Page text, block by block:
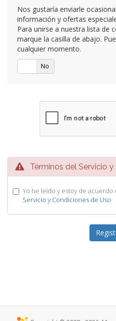
Nos gustaría enviarle
información y ofertas
Para unirse a nuestra lista de
marque la casilla de abajo.
cualquier momento.
No
Términos del Servicio y
Yo he leído y estoy de acuerdo
Servicio y Condiciones de Uso